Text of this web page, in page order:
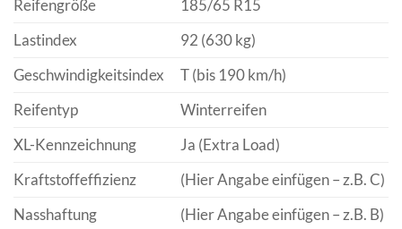
Reifengröße
185/65 R15
Lastindex
92 (630 kg)
Geschwindigkeitsindex
T (bis 190 km/h)
Reifentyp
Winterreifen
XL-Kennzeichnung
Ja (Extra Load)
Kraftstoffeffizienz
(Hier Angabe einfügen – z.B. C)
Nasshaftung
(Hier Angabe einfügen – z.B. B)